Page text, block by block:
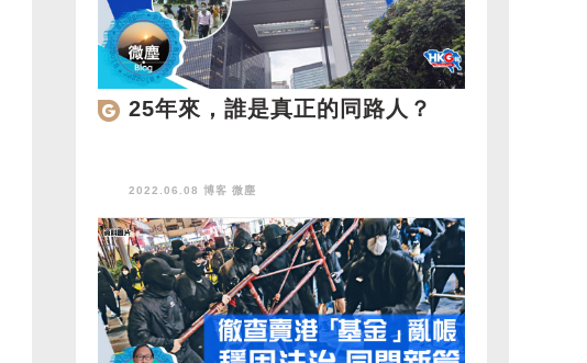
25年來，誰是真正的同路人？
2022.06.08 博客 微塵